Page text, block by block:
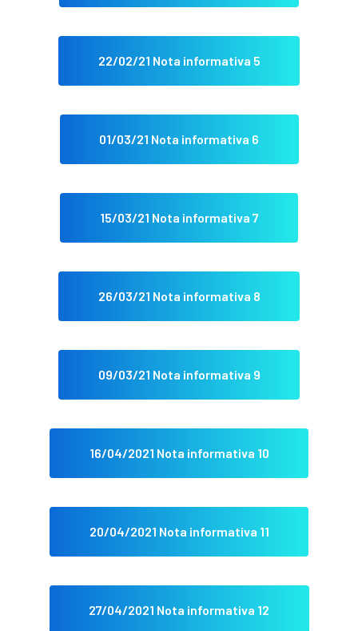
22/02/21 Nota informativa 5
01/03/21 Nota informativa 6
15/03/21 Nota informativa 7
26/03/21 Nota informativa 8
09/03/21 Nota informativa 9
16/04/2021 Nota informativa 10
20/04/2021 Nota informativa 11
27/04/2021 Nota informativa 12